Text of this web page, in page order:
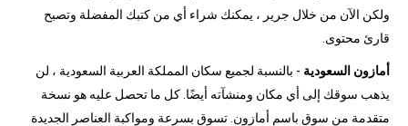
ولكن الآن من خلال جرير ، يمكنك شراء أي من كتبك المفضلة وتصبح
قارئ محتوى.
أمازون السعودية - بالنسبة لجميع سكان المملكة العربية السعودية ، لن
يذهب سوقك إلى أي مكان ومنشآته أيضًا. كل ما تحصل عليه هو نسخة
متقدمة من سوق باسم أمازون. تسوق بسرعة ومواكبة العناصر الجديدة